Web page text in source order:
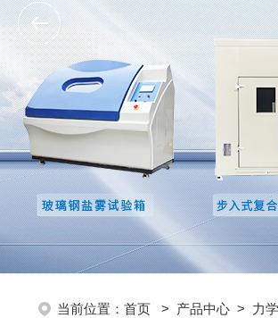
当前位置： 首页 > 产品中心 > 力